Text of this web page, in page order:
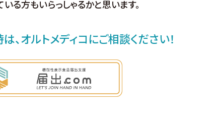
る方もいらっしゃるかと思います。
、オルトメディコにご相談ください！